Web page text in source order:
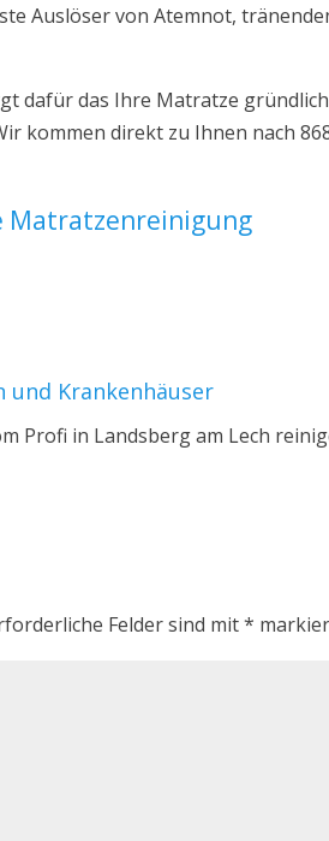
Auslöser von Atemnot,
dafür das Ihre Matratze
kommen direkt zu Ihnen nach
Matratzenreinigung
und Krankenhäuser
Profi in Landsberg am Lech
Felder sind mit*